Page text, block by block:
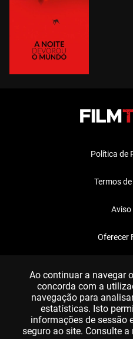
Política de
Termos
Aviso
Oferecer
Ao continuar a navegar
concorda com a
navegação para
estatísticas. Isto
informações de sessão
seguro ao site. Consulte a